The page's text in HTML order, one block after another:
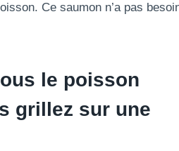
Ce saumon n’a pas
le poisson
grillez sur une